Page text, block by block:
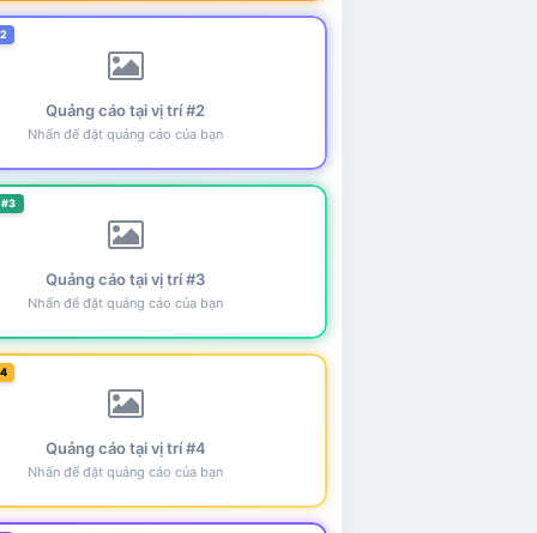
Quảng cáo tại vị trí #2
Nhấn để đặt quảng cáo của bạn
Quảng cáo tại vị trí #3
Nhấn để đặt quảng cáo của bạn
Quảng cáo tại vị trí #4
Nhấn để đặt quảng cáo của bạn